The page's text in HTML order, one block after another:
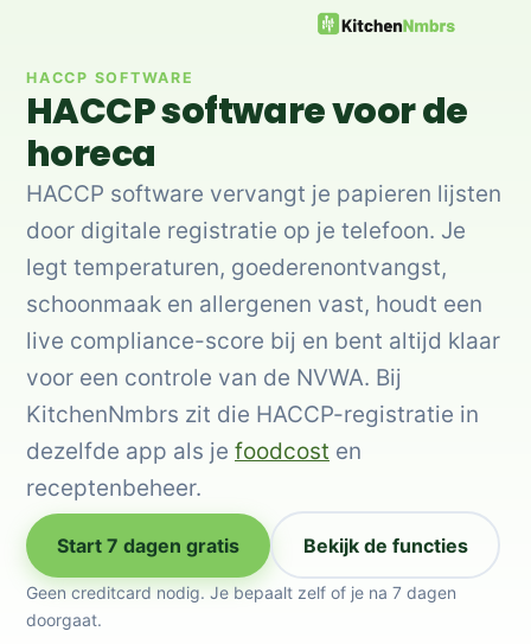
HACCP SOFTWARE
HACCP software voor de
horeca
HACCP software vervangt je papieren lijsten
door digitale registratie op je telefoon. Je
legt temperaturen, goederenontvangst,
schoonmaak en allergenen vast, houdt een
live compliance-score bij en bent altijd klaar
voor een controle van de NVWA. Bij
KitchenNmbrs zit die HACCP-registratie in
dezelfde app als je foodcost en
receptenbeheer.
Start 7 dagen gratis Bekijk de functies
Geen creditcard nodig. Je bepaalt zelf of je na 7 dagen
doorgaat.